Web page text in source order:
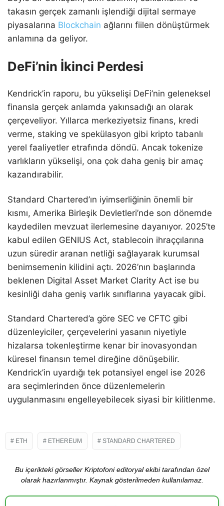
takasın gerçek zamanlı işlendiği dijital sermaye
piyasalarına Blockchain ağlarını fiilen dönüştürmek
anlamına da geliyor.
DeFi’nin İkinci Perdesi
Kendrick’in raporu, bu yükselişi DeFi’nin geleneksel
finansla gerçek anlamda yakınsadığı an olarak
çerçeveliyor. Yıllarca merkeziyetsiz finans, kredi
verme, staking ve spekülasyon gibi kripto tabanlı
yerel faaliyetler etrafında döndü. Ancak tokenize
varlıkların yükselişi, ona çok daha geniş bir amaç
kazandırabilir.
Standard Chartered’ın iyimserliğinin önemli bir
kısmı, Amerika Birleşik Devletleri’nde son dönemde
kaydedilen mevzuat ilerlemesine dayanıyor. 2025’te
kabul edilen GENIUS Act, stablecoin ihraççılarına
uzun süredir aranan netliği sağlayarak kurumsal
benimsemenin kilidini açtı. 2026’nın başlarında
beklenen Digital Asset Market Clarity Act ise bu
kesinliği daha geniş varlık sınıflarına yayacak gibi.
Standard Chartered’a göre SEC ve CFTC gibi
düzenleyiciler, çerçevelerini yasanın niyetiyle
hizalarsa tokenleştirme kenar bir inovasyondan
küresel finansın temel direğine dönüşebilir.
Kendrick’in uyardığı tek potansiyel engel ise 2026
ara seçimlerinden önce düzenlemelerin
uygulanmasını engelleyebilecek siyasi bir kilitlenme.
ETH ETHEREUM STANDARD CHARTERED
Bu içerikteki görseller Kriptofoni editoryal ekibi tarafından özel
olarak hazırlanmıştır. Kaynak gösterilmeden kullanılamaz.